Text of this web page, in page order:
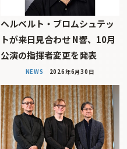
ヘルベルト・ブロムシュテッ
トが来日見合わせ N響、10月
公演の指揮者変更を発表
NEWS 2026年6月30日